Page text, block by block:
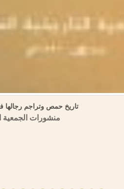
تاريخ حمص وتراجم رجالها
منشورات الجمعية